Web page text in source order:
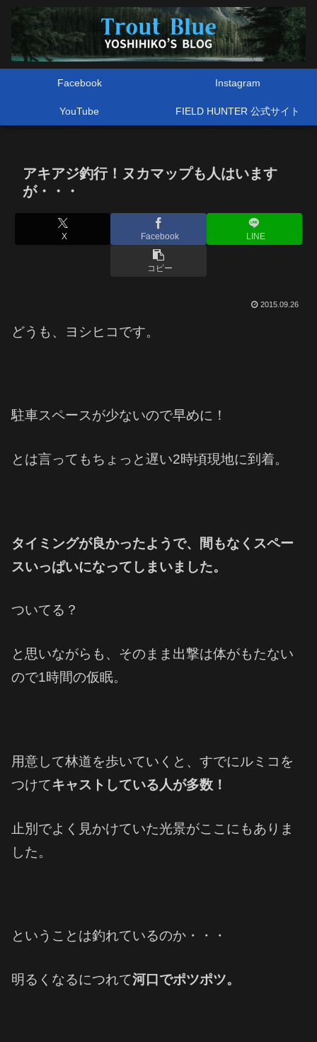
Facebook Instagram
YouTube FIELD HUNTER 公式サイト
アキアジ釣行！ヌカマップも人はいます
が・・・
X Facebook LINE
コピー
2015.09.26
どうも、ヨシヒコです。
駐車スペースが少ないので早めに！
とは言ってもちょっと遅い2時頃現地に到着。
タイミングが良かったようで、間もなくスペー
スいっぱいになってしまいました。
ついてる？
と思いながらも、そのまま出撃は体がもたない
ので1時間の仮眠。
用意して林道を歩いていくと、すでにルミコを
つけてキャストしている人が多数！
止別でよく見かけていた光景がここにもありま
した。
ということは釣れているのか・・・
明るくなるにつれて河口でポツポツ。